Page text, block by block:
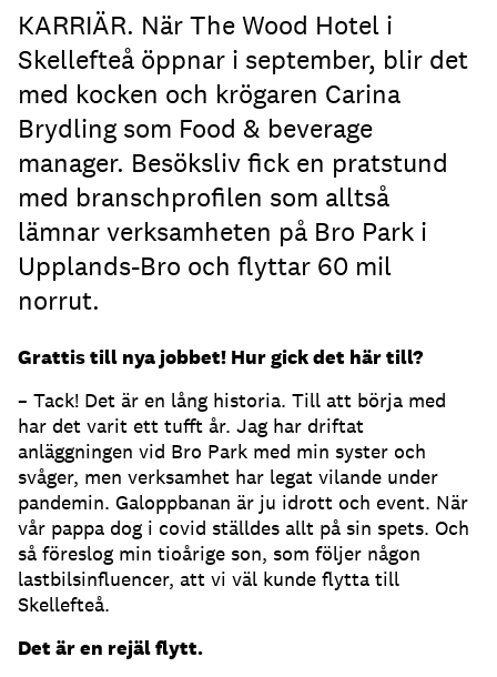
KARRIÄR. När The Wood Hotel i
Skellefteå öppnar i september, blir det
med kocken och krögaren Carina
Brydling som Food & beverage
manager. Besöksliv fick en pratstund
med branschprofilen som alltså
lämnar verksamheten på Bro Park i
Upplands-Bro och flyttar 60 mil
norrut.
Grattis till nya jobbet! Hur gick det här till?
– Tack! Det är en lång historia. Till att börja med
har det varit ett tufft år. Jag har driftat
anläggningen vid Bro Park med min syster och
svåger, men verksamhet har legat vilande under
pandemin. Galoppbanan är ju idrott och event. När
vår pappa dog i covid ställdes allt på sin spets. Och
så föreslog min tioårige son, som följer någon
lastbilsinfluencer, att vi väl kunde flytta till
Skellefteå.
Det är en rejäl flytt.